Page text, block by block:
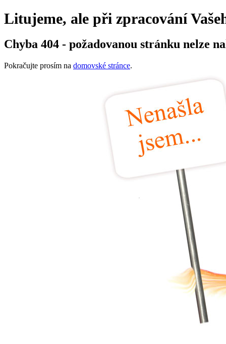
Litujeme, ale při zpracování
Chyba 404 - požadovanou stránku nelze
Pokračujte prosím na domovské stránce.